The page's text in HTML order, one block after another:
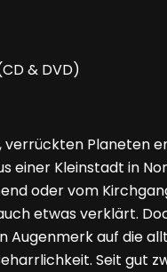
Planeten
einer Kleinstadt in
oder vom
etwas verklärt.
auf die
Seit gut